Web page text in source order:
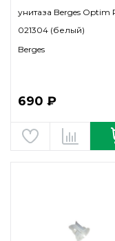
унитаза Berges Optim
021304 (белый)
Berges
690 ₽